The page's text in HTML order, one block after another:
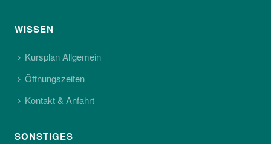
WISSEN
Kursplan Allgemein
Öffnungszeiten
Kontakt & Anfahrt
SONSTIGES